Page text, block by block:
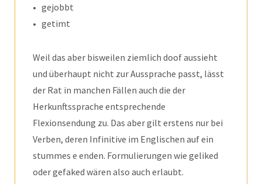
• gejobbt
• getimt
Weil das aber bisweilen ziemlich doof aussieht
und überhaupt nicht zur Aussprache passt, lässt
der Rat in manchen Fällen auch die der
Herkunftssprache entsprechende
Flexionsendung zu. Das aber gilt erstens nur bei
Verben, deren Infinitive im Englischen auf ein
stummes e enden. Formulierungen wie geliked
oder gefaked wären also auch erlaubt.